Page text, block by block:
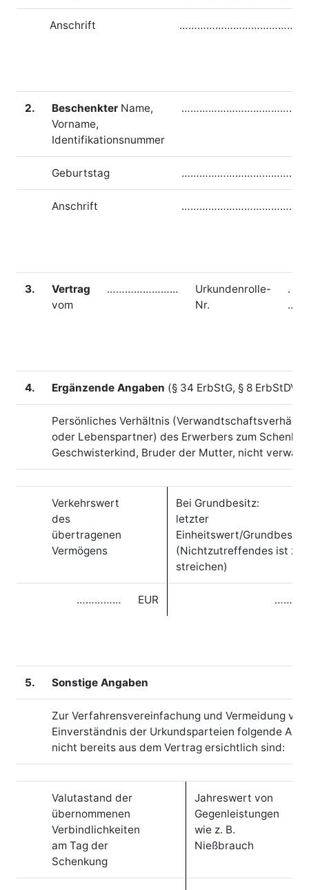
Anschrift
2. Beschenkter Name,
Vorname,
Identifikationsnummer
Geburtstag
Anschrift
3.
Vertrag
vom
……………………
Urkundenrolle-
Nr.
.
4. Ergänzende Angaben (§ 34 ErbStG, § 8 ErbStDV)
Persönliches Verhältnis
oder Lebenspartner) des Erwerbers zum Schenker
Geschwisterkind, Bruder der Mutter, nicht
Verkehrswert
des
übertragenen
Vermögens
Bei Grundbesitz:
letzter
Einheitswert/
(Nichtzutreffendes ist zu
streichen)
…………… EUR
5. Sonstige Angaben
Zur Verfahrensvereinfachung und Vermeidung
Einverständnis der Urkundsparteien folgende
nicht bereits aus dem Vertrag ersichtlich sind:
Valutastand der
übernommenen
Verbindlichkeiten
am Tag der
Schenkung
Jahreswert von
Gegenleistungen
wie z. B.
Nießbrauch